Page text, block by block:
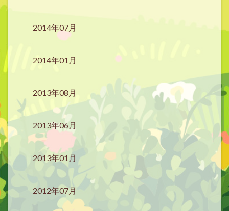
2014年07月
2014年01月
2013年08月
2013年06月
2013年01月
2012年07月